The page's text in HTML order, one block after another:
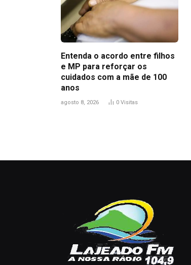
Entenda o acordo entre filhos
e MP para reforçar os
cuidados com a mãe de 100
anos
agosto 8, 2026 0 Visitas